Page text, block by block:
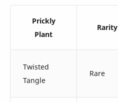
Prickly
Plant
Rarity
Twisted
Tangle
Rare